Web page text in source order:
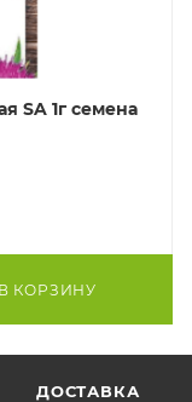
SA 1г семена
В КОРЗИНУ
ДОСТАВКА